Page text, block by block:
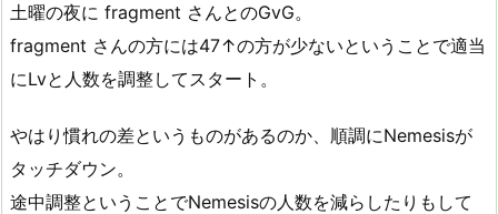
土曜の夜に fragment さんとのGvG。
fragment さんの方には47↑の方が少ないということで適当
にLvと人数を調整してスタート。
やはり慣れの差というものがあるのか、順調にNemesisが
タッチダウン。
途中調整ということでNemesisの人数を減らしたりもして